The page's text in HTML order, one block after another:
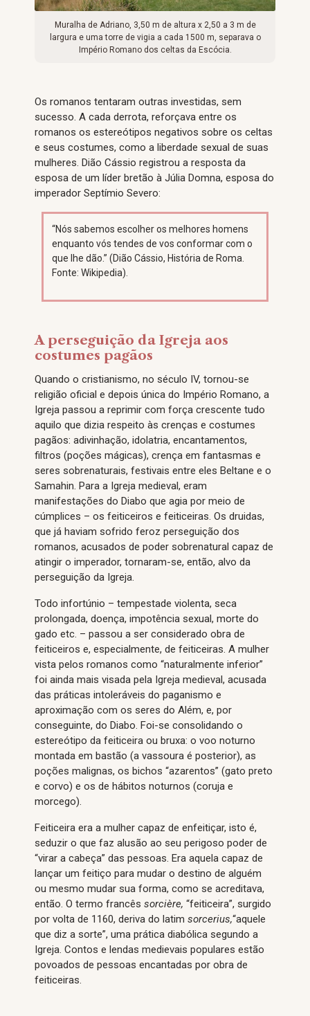
Muralha de Adriano, 3,50 m de altura x 2,50 a 3 m de
largura e uma torre de vigia a cada 1500 m, separava o
Império Romano dos celtas da Escócia.
Os romanos tentaram outras investidas, sem
sucesso. A cada derrota, reforçava entre os
romanos os estereótipos negativos sobre os celtas
e seus costumes, como a liberdade sexual de suas
mulheres. Dião Cássio registrou a resposta da
esposa de um líder bretão à Júlia Domna, esposa do
imperador Septímio Severo:
“Nós sabemos escolher os melhores homens
enquanto vós tendes de vos conformar com o
que lhe dão.” (Dião Cássio, História de Roma.
Fonte: Wikipedia).
A perseguição da Igreja aos
costumes pagãos
Quando o cristianismo, no século IV, tornou-se
religião oficial e depois única do Império Romano, a
Igreja passou a reprimir com força crescente tudo
aquilo que dizia respeito às crenças e costumes
pagãos: adivinhação, idolatria, encantamentos,
filtros (poções mágicas), crença em fantasmas e
seres sobrenaturais, festivais entre eles Beltane e o
Samahin. Para a Igreja medieval, eram
manifestações do Diabo que agia por meio de
cúmplices – os feiticeiros e feiticeiras. Os druidas,
que já haviam sofrido feroz perseguição dos
romanos, acusados de poder sobrenatural capaz de
atingir o imperador, tornaram-se, então, alvo da
perseguição da Igreja.
Todo infortúnio – tempestade violenta, seca
prolongada, doença, impotência sexual, morte do
gado etc. – passou a ser considerado obra de
feiticeiros e, especialmente, de feiticeiras. A mulher
vista pelos romanos como “naturalmente inferior”
foi ainda mais visada pela Igreja medieval, acusada
das práticas intoleráveis do paganismo e
aproximação com os seres do Além, e, por
conseguinte, do Diabo. Foi-se consolidando o
estereótipo da feiticeira ou bruxa: o voo noturno
montada em bastão (a vassoura é posterior), as
poções malignas, os bichos “azarentos” (gato preto
e corvo) e os de hábitos noturnos (coruja e
morcego).
Feiticeira era a mulher capaz de enfeitiçar, isto é,
seduzir o que faz alusão ao seu perigoso poder de
“virar a cabeça” das pessoas. Era aquela capaz de
lançar um feitiço para mudar o destino de alguém
ou mesmo mudar sua forma, como se acreditava,
então. O termo francês sorcière, “feiticeira”, surgido
por volta de 1160, deriva do latim sorcerius,“aquele
que diz a sorte”, uma prática diabólica segundo a
Igreja. Contos e lendas medievais populares estão
povoados de pessoas encantadas por obra de
feiticeiras.